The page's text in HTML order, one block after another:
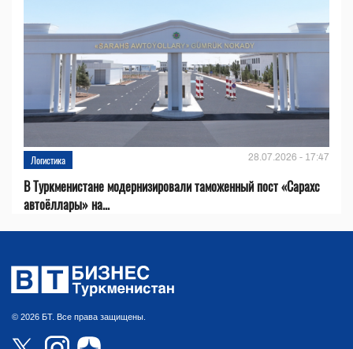
Логистика 28.07.2026 - 17:47
В Туркменистане модернизировали таможенный пост «Сарахс
автоёллары» на...
© 2026 БТ. Все права защищены.